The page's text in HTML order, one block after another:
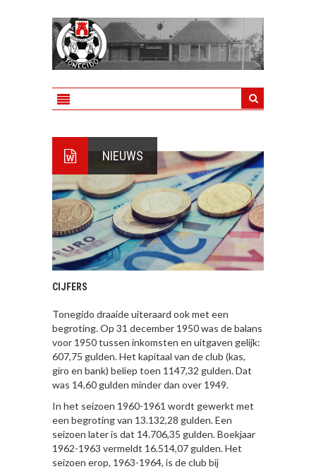
NIEUWS
CIJFERS
Tonegido draaide uiteraard ook met een
begroting. Op 31 december 1950 was de balans
voor 1950 tussen inkomsten en uitgaven gelijk:
607,75 gulden. Het kapitaal van de club (kas,
giro en bank) beliep toen 1147,32 gulden. Dat
was 14,60 gulden minder dan over 1949.
In het seizoen 1960-1961 wordt gewerkt met
een begroting van 13.132,28 gulden. Een
seizoen later is dat 14.706,35 gulden. Boekjaar
1962-1963 vermeldt 16.514,07 gulden. Het
seizoen erop, 1963-1964, is de club bij